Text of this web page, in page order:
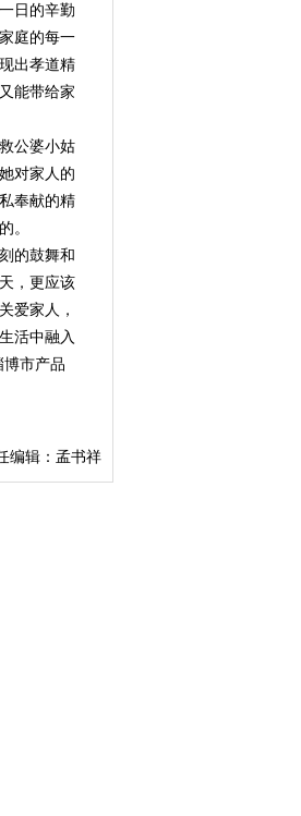
日的辛勤
庭的每一
出孝道精
能带给家
公婆小姑
对家人的
奉献的精
。
的鼓舞和
，更应该
爱家人，
活中融入
市产品
编辑：孟书祥